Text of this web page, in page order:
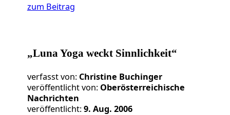
zum Beitrag
„Luna Yoga weckt Sinnlichkeit“
verfasst von: Christine Buchinger
veröffentlicht von: Oberösterreichische
Nachrichten
veröffentlicht:9. Aug. 2006